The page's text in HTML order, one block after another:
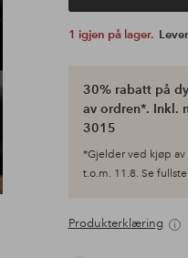
1 igjen på lager.
30% rabatt på
av ordren*. Inkl.
3015
*Gjelder ved kjøp
t.o.m. 11.8. Se
Produkterklæring